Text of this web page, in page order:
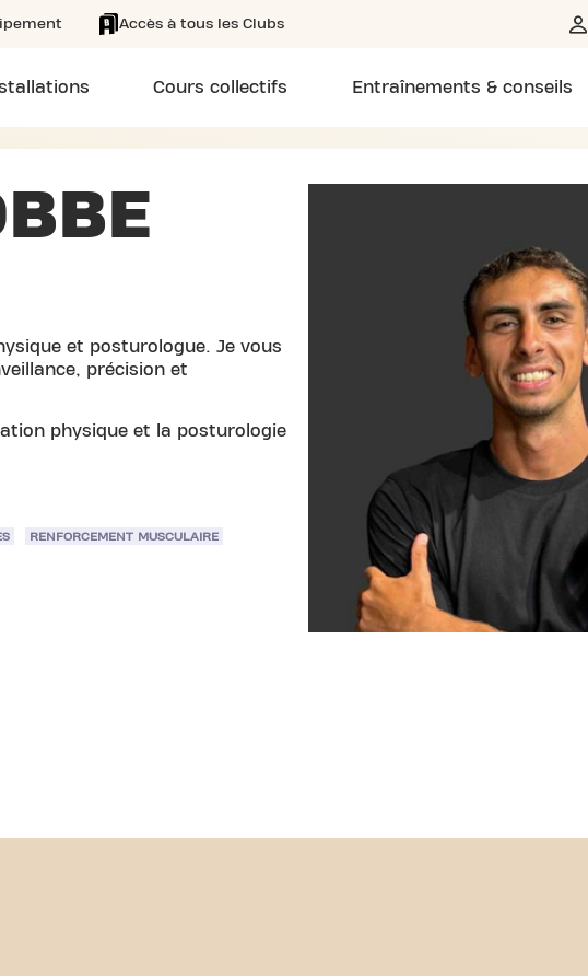
Accès à tous les Clubs
Cours collectifs Entraînements & conseils
et posturologue. Je vous
précision et
physique et la posturologie
RENFORCEMENT MUSCULAIRE